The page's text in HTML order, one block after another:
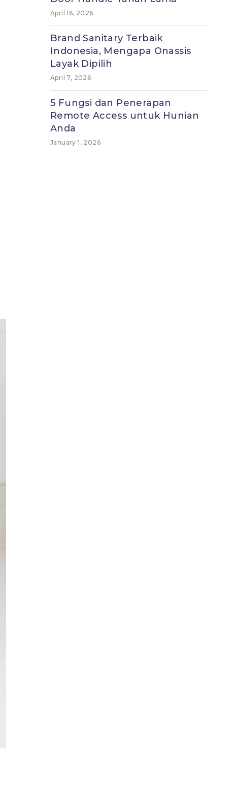
April 16, 2026
Brand Sanitary Terbaik
Indonesia, Mengapa Onassis
Layak Dipilih
April 7, 2026
5 Fungsi dan Penerapan
Remote Access untuk Hunian
Anda
January 1, 2026